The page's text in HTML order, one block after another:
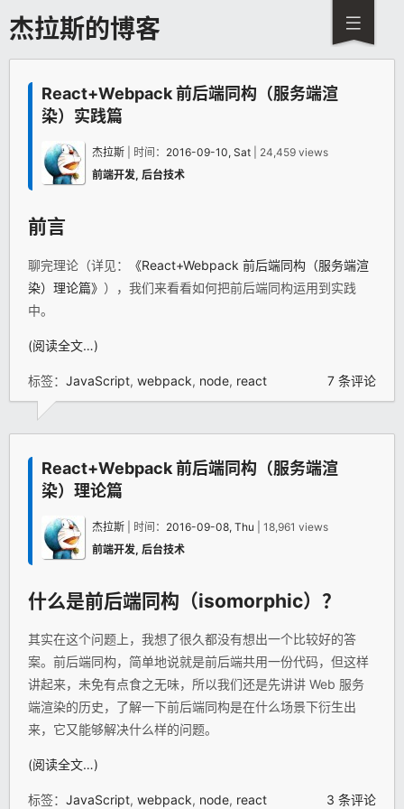
杰拉斯的博客
React+Webpack 前后端同构（服务端渲
染）实践篇
杰拉斯 | 时间： 2016-09-10, Sat | 24,459 views
前端开发, 后台技术
前言
聊完理论（详见：
《React+Webpack 前后端同构（服务端渲
染）理论篇》 ），我们来看看如何把前后端同构运用到实践
中。
(阅读全文…)
标签： JavaScript, webpack, node, react 7 条评论
React+Webpack 前后端同构（服务端渲
染）理论篇
杰拉斯 | 时间： 2016-09-08, Thu | 18,961 views
前端开发, 后台技术
什么是前后端同构（isomorphic）？
其实在这个问题上，我想了很久都没有想出一个比较好的答
案。前后端同构，简单地说就是前后端共用一份代码，但这样
讲起来，未免有点食之无味，所以我们还是先讲讲 Web 服务
端渲染的历史，了解一下前后端同构是在什么场景下衍生出
来，它又能够解决什么样的问题。
(阅读全文…)
标签： JavaScript, webpack, node, react 3 条评论